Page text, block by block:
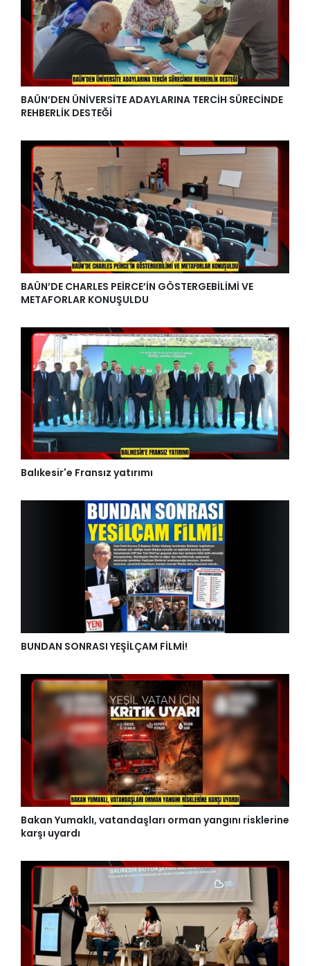
BAÜN’DEN ÜNİVERSİTE ADAYLARINA TERCİH SÜRECİNDE
REHBERLİK DESTEĞİ
BAÜN’DE CHARLES PEİRCE’İN GÖSTERGEBİLİMİ VE
METAFORLAR KONUŞULDU
Balıkesir'e Fransız yatırımı
BUNDAN SONRASI YEŞİLÇAM FİLMİ!
Bakan Yumaklı, vatandaşları orman yangını risklerine
karşı uyardı